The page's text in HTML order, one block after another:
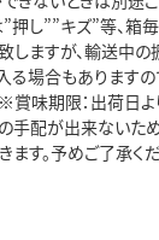
押し””キズ”等、箱
しますが、輸送中
る場合もあります
※賞味期限：出荷日
配が出来ないため
ます。予めご了承